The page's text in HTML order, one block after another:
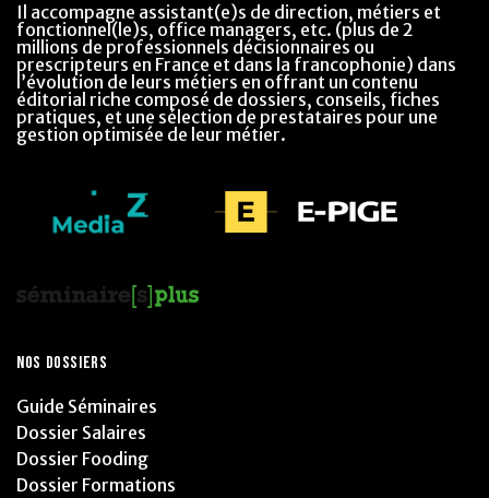
Il accompagne assistant(e)s de direction, métiers et
fonctionnel(le)s, office managers, etc. (plus de 2
millions de professionnels décisionnaires ou
prescripteurs en France et dans la francophonie) dans
l’évolution de leurs métiers en offrant un contenu
éditorial riche composé de dossiers, conseils, fiches
pratiques, et une sélection de prestataires pour une
gestion optimisée de leur métier.
NOS DOSSIERS
Guide Séminaires
Dossier Salaires
Dossier Fooding
Dossier Formations